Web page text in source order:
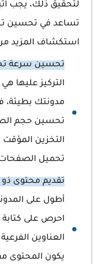
لتحقيق ذلك، يجب
تساعد في تحسين
استكشاف المزيد
تحسين سرعة
التركيز عليها
مدونتك بطيئة،
تحسين حجم
تحميل
تقديم محتوى ذو
أطول على
احرص على
العناوين
يكون المحتوى